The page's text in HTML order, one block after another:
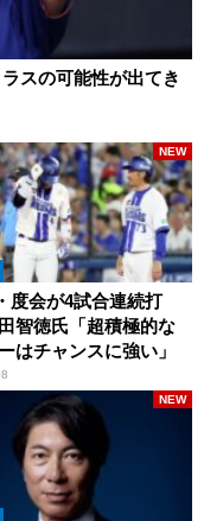
スの可能性が出てき
度会が4試合連続打
智徳氏「超積極的な
はチャンスに強い」
NEW
NEW